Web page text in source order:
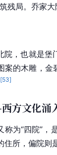
残局。乔家
院，也就是堡
案的木雕 ，
[53]
方文化涌
称为“四院”
住所，偏院则